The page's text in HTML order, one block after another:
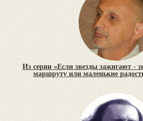
Из серии «Если звезды зажигают -
маршруту или маленькие